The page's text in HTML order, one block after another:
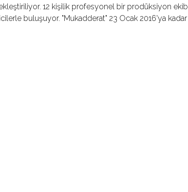
12 kişilik profesyonel bir prodüksiyon
buluşuyor. "Mukadderat" 23 Ocak 2016'ya kadar